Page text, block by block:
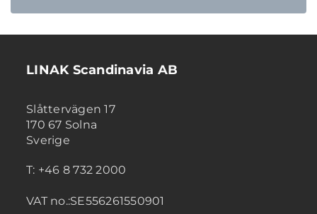
LINAK Scandinavia AB
Slåttervägen 17
170 67 Solna
Sverige
T: +46 8 732 2000
VAT no.:SE556261550901